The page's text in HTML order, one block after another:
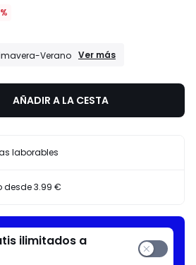
Verano REBAJAS
Ver más
AÑADIR A LA CESTA
laborables
desde3.99 €
ilimitados a